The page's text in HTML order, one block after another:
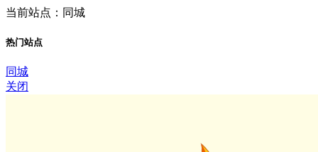
当前站点：同城
热门站点
同城
关闭